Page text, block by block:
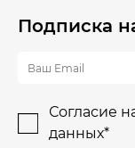
Подписка
Согласие
данных*